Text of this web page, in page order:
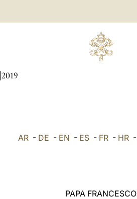
2019
AR- DE - EN - ES- FR- HR-
PAPA FRANCESCO